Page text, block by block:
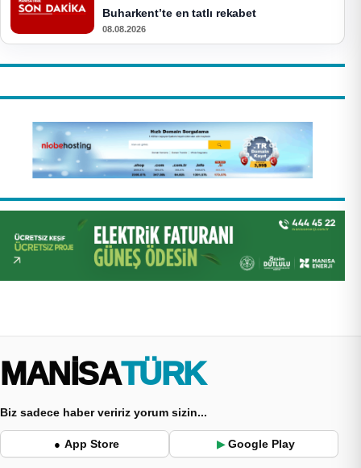
Buharkent’te en tatlı rekabet
08.08.2026
MANİSA TÜRK
Biz sadece haber veririz yorum sizin...
● App Store ▶ Google Play